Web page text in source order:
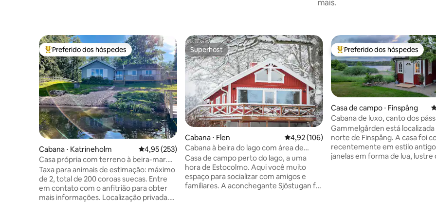
mais.
Entre os melhores preferidos dos hóspedes
Preferido dos hóspedes
Cabana ⋅ Katrineholm 4,95 de uma avaliação média de 5, 253 avaliações
4,95 (253)
Casa própria com terreno à beira-mar.
Localização privada. Acomodação única
Taxa para animais de estimação: máximo
de 2, total de 200 coroas suecas. Entre
em contato com o anfitrião para obter
mais informações. Localização privada.
Superhost
Superhost
Cabana ⋅ Flen 4,92 de uma avaliação média de 5, 106
4,92 (106)
Cabana à beira do lago com área de
banho e quadra de tênis
Casa de campo perto do lago, a uma
hora de Estocolmo. Aqui você muito
espaço para socializar com amigos e
familiares. A aconchegante Sjöstugan foi
Entre os melhores preferidos
Preferido dos hóspedes
Casa de campo ⋅ Finspång
Cabana de luxo, canto dos
natureza encantadora
Gammelgården está localizada
norte de Finspång. A casa foi construída
recentemente em estilo
janelas em forma de lua, lustre